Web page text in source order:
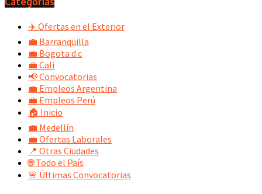
✈️ Ofertas en el Exterior
💼 Barranquilla
💼 Bogota d.c
💼 Cali
📢 Convocatorias
💼 Empleos Argentina
💼 Empleos Perú
🏠 Inicio
💼 Medellín
💼 Ofertas Laborales
📍 Otras Ciudades
🌐 Todo el País
🚨 Últimas Convocatorias